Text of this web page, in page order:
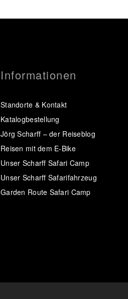
Informationen
Standorte & Kontakt
Katalogbestellung
Jörg Scharff – der Reiseblog
Reisen mit dem E-Bike
Unser Scharff Safari Camp
Unser Scharff Safarifahrzeug
Garden Route Safari Camp